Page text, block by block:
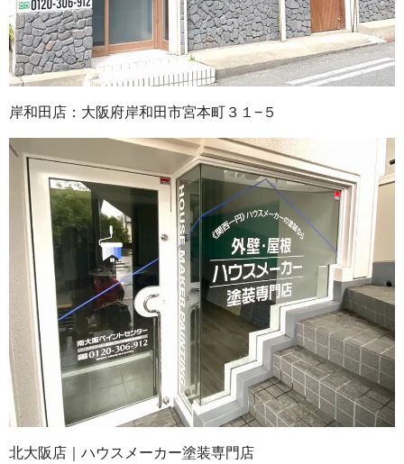
岸和田店：大阪府岸和田市宮本町３１−５
北大阪店｜ハウスメーカー塗装専門店